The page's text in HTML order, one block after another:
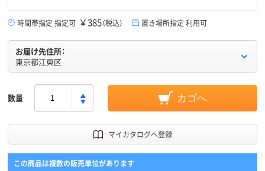
時間帯指定 指定可 ￥385（税込） 置き場所指定 利用可
お届け先住所：
東京都江東区
数量 カゴへ
マイカタログへ登録
この商品は複数の販売単位があります